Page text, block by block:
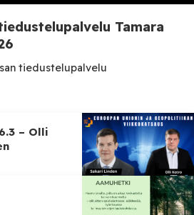
Tamara
tiedustelupalvelu
– Olli